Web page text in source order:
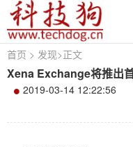
首页 > 发现>正文
Xena Exchange将推出
2019-03-14 12:22:56